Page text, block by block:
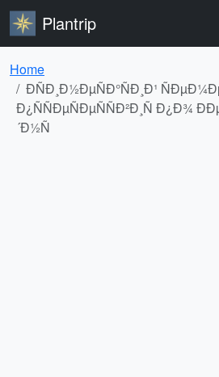
Plantrip
Home
ÐÑÐ¸Ð½ÐµÑÐ°ÑÐ¸Ð¹
Ð¿ÑÑÐµÑÐµÑÑÐ²Ð¸Ñ Ð¿Ð¾
´Ð½Ñ